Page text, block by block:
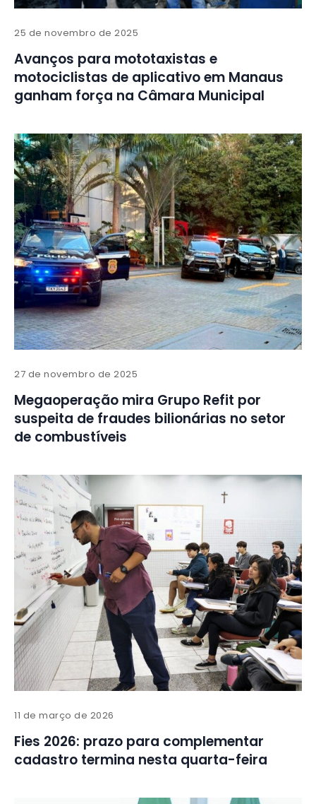
25 de novembro de 2025
Avanços para mototaxistas e
motociclistas de aplicativo em Manaus
ganham força na Câmara Municipal
27 de novembro de 2025
Megaoperação mira Grupo Refit por
suspeita de fraudes bilionárias no setor
de combustíveis
11 de março de 2026
Fies 2026: prazo para complementar
cadastro termina nesta quarta-feira